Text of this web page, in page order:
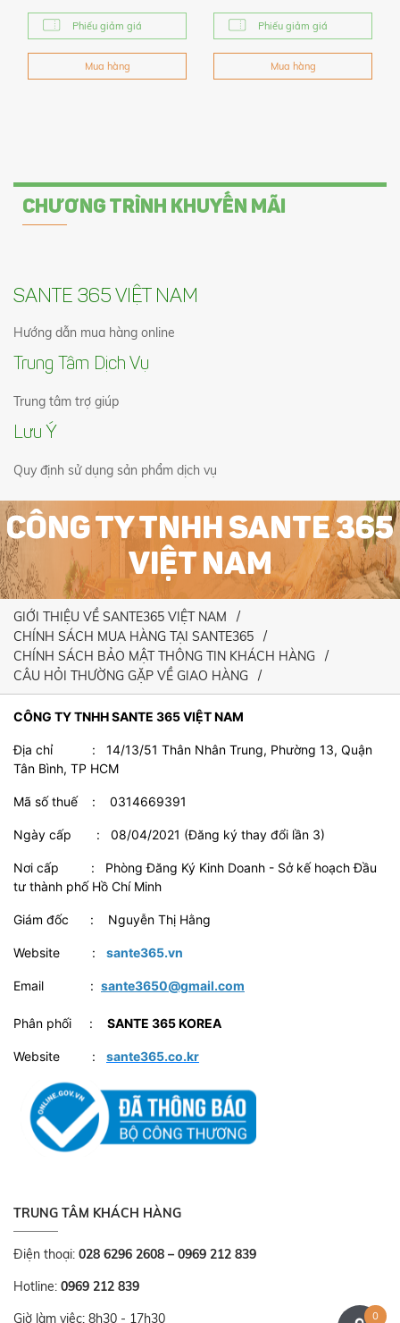
Sante365 Viên
Uống Bổ Sung
SUNG NƯỚC
UỐNG HỒNG SÂM
Máy Làm Kẹo
Phiếu giảm giá
Mua hàng
YEARS OLD KOREAN
RED GINSENG GOLD
Phiếu giảm giá
Mua hàng
CHƯƠNG TRÌNH KHUYẾN MÃI
SANTE 365 VIỆT NAM
Hướng dẫn mua hàng online
Trung Tâm Dịch Vụ
Trung tâm trợ giúp
Lưu Ý
Quy định sử dụng sản phẩm dịch vụ
CÔNG TY TNHH SANTE 365
VIỆT NAM
GIỚI THIỆU VỀ SANTE365 VIỆT NAM
CHÍNH SÁCH MUA HÀNG TẠI SANTE365
CHÍNH SÁCH BẢO MẬT THÔNG TIN KHÁCH HÀNG
CÂU HỎI THƯỜNG GẶP VỀ GIAO HÀNG
CÔNG TY TNHH SANTE 365 VIỆT NAM
Địa chỉ : 14/13/51 Thân Nhân Trung, Phường 13, Quận
Tân Bình, TP HCM
Mã số thuế : 0314669391
Ngày cấp : 08/04/2021 (Đăng ký thay đổi lần 3)
Nơi cấp : Phòng Đăng Ký Kinh Doanh - Sở kế hoạch Đầu
tư thành phố Hồ Chí Minh
Giám đốc : Nguyễn Thị Hằng
Website : sante365.vn
Email : sante3650@gmail.com
Phân phối : SANTE 365 KOREA
Website : sante365.co.kr
TRUNG TÂM KHÁCH HÀNG
Điện thoại: 028 6296 2608 – 0969 212 839
Hotline: 0969 212 839
Giờ làm việc: 8h30 - 17h30
0